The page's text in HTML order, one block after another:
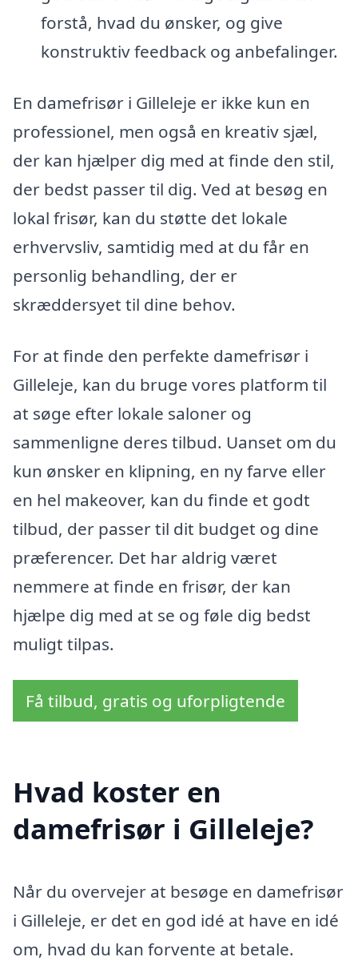
forstå, hvad du ønsker, og give
konstruktiv feedback og anbefalinger.
En damefrisør i Gilleleje er ikke kun en
professionel, men også en kreativ sjæl,
der kan hjælper dig med at finde den stil,
der bedst passer til dig. Ved at besøg en
lokal frisør, kan du støtte det lokale
erhvervsliv, samtidig med at du får en
personlig behandling, der er
skræddersyet til dine behov.
For at finde den perfekte damefrisør i
Gilleleje, kan du bruge vores platform til
at søge efter lokale saloner og
sammenligne deres tilbud. Uanset om du
kun ønsker en klipning, en ny farve eller
en hel makeover, kan du finde et godt
tilbud, der passer til dit budget og dine
præferencer. Det har aldrig været
nemmere at finde en frisør, der kan
hjælpe dig med at se og føle dig bedst
muligt tilpas.
Få tilbud, gratis og uforpligtende
Hvad koster en
damefrisør i Gilleleje?
Når du overvejer at besøge en damefrisør
i Gilleleje, er det en god idé at have en idé
om, hvad du kan forvente at betale.